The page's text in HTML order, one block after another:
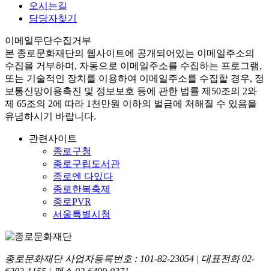
오시는길
담당자찾기
이메일무단수집거부
본 종로문화재단의 웹사이트에 공개되어있는 이메일주소의
수집을 거부하며, 자동으로 이메일주소를 수집하는 프로그램,
또는 기술적인 장치를 이용하여 이메일주소를 수집할 경우, 정
보통신망이용촉진 및 정보보호 등에 관한 법률 제50조의 2와
제 65조의 2에 따라 1천만원 이하의 벌금에 처해질 수 있음을
유념하시기 바랍니다.
관련사이트
종로구청
종로구립도서관
종로엔 다있다
종로한복축제
종로PVR
서울특별시청
종로문화재단 사업자등록번호 : 101-82-23054 | 대표전화02-